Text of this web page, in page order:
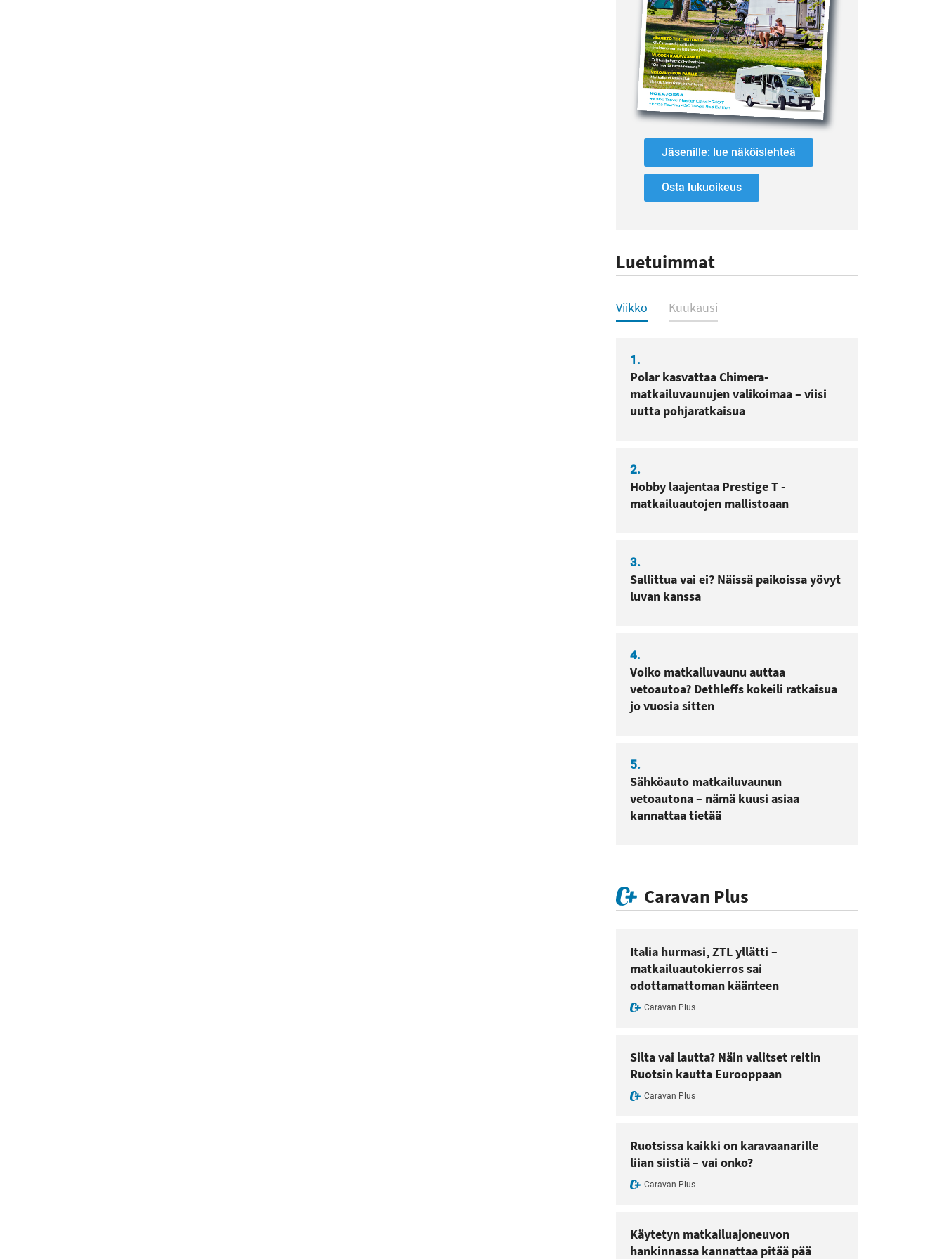
Jäsenille: lue näköislehteä
Osta lukuoikeus
Luetuimmat
Luetuimmat
Viikko Kuukausi
1.
Polar kasvattaa Chimera-
matkailuvaunujen valikoimaa – viisi
uutta pohjaratkaisua
2.
Hobby laajentaa Prestige T -
matkailuautojen mallistoaan
3.
Sallittua vai ei? Näissä paikoissa yövyt
luvan kanssa
4.
Voiko matkailuvaunu auttaa
vetoautoa? Dethleffs kokeili ratkaisua
jo vuosia sitten
5.
Sähköauto matkailuvaunun
vetoautona – nämä kuusi asiaa
kannattaa tietää
Caravan Plus
Italia hurmasi, ZTL yllätti –
matkailuautokierros sai
odottamattoman käänteen
Caravan Plus
Silta vai lautta? Näin valitset reitin
Ruotsin kautta Eurooppaan
Caravan Plus
Ruotsissa kaikki on karavaanarille
liian siistiä – vai onko?
Caravan Plus
Käytetyn matkailuajoneuvon
hankinnassa kannattaa pitää pää